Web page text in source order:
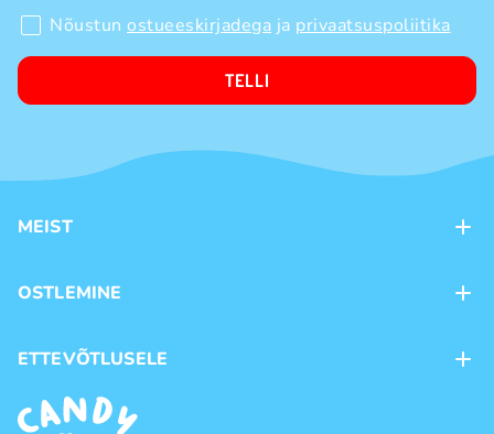
Nõustun ostueeskirjadega ja privaatsuspoliitika
TELLI
MEIST
Kauplused
OSTLEMINE
Ostutingimused
Privaatsuspoliitika
ETTEVÕTLUSELE
Frantsiis